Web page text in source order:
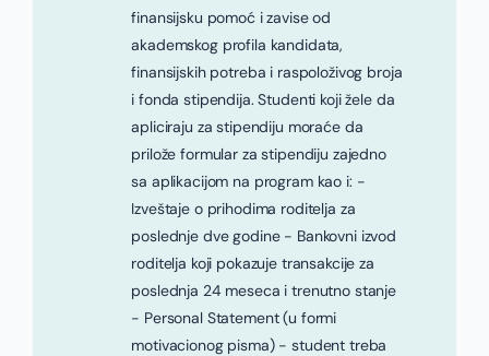
finansijsku pomoć i zavise od
akademskog profila kandidata,
finansijskih potreba i raspoloživog broja
i fonda stipendija. Studenti koji žele da
apliciraju za stipendiju moraće da
prilože formular za stipendiju zajedno
sa aplikacijom na program kao i: -
Izveštaje o prihodima roditelja za
poslednje dve godine - Bankovni izvod
roditelja koji pokazuje transakcije za
poslednja 24 meseca i trenutno stanje
- Personal Statement (u formi
motivacionog pisma) - student treba